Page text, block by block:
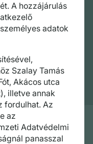
A hozzájárulás
adatok
Szalay Tamás
Akácos utca
illetve annak
fordulhat. Az
az
Adatvédelmi
panasszal